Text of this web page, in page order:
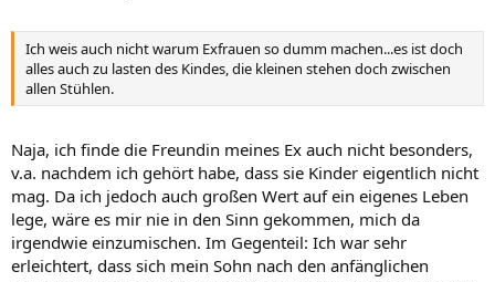
Ich weis auch nicht warum Exfrauen so dumm machen...es ist doch
alles auch zu lasten des Kindes, die kleinen stehen doch zwischen
allen Stühlen.
Naja, ich finde die Freundin meines Ex auch nicht besonders,
v.a. nachdem ich gehört habe, dass sie Kinder eigentlich nicht
mag. Da ich jedoch auch großen Wert auf ein eigenes Leben
lege, wäre es mir nie in den Sinn gekommen, mich da
irgendwie einzumischen. Im Gegenteil: Ich war sehr
erleichtert, dass sich mein Sohn nach den anfänglichen